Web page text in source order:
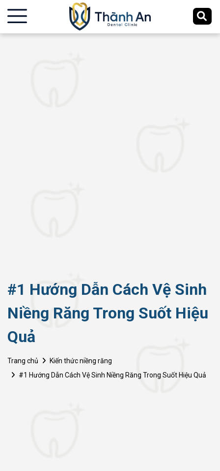
#1 Hướng Dẫn Cách Vệ Sinh
Niềng Răng Trong Suốt Hiệu
Quả
Trang chủ
Kiến thức niềng răng
#1 Hướng Dẫn Cách Vệ Sinh Niềng Răng Trong Suốt Hiệu Quả